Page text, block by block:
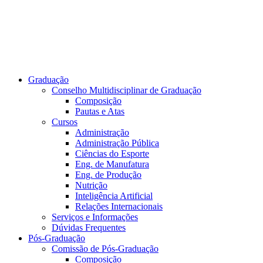
Graduação
Conselho Multidisciplinar de Graduação
Composição
Pautas e Atas
Cursos
Administração
Administração Pública
Ciências do Esporte
Eng. de Manufatura
Eng. de Produção
Nutrição
Inteligência Artificial
Relações Internacionais
Serviços e Informações
Dúvidas Frequentes
Pós-Graduação
Comissão de Pós-Graduação
Composição